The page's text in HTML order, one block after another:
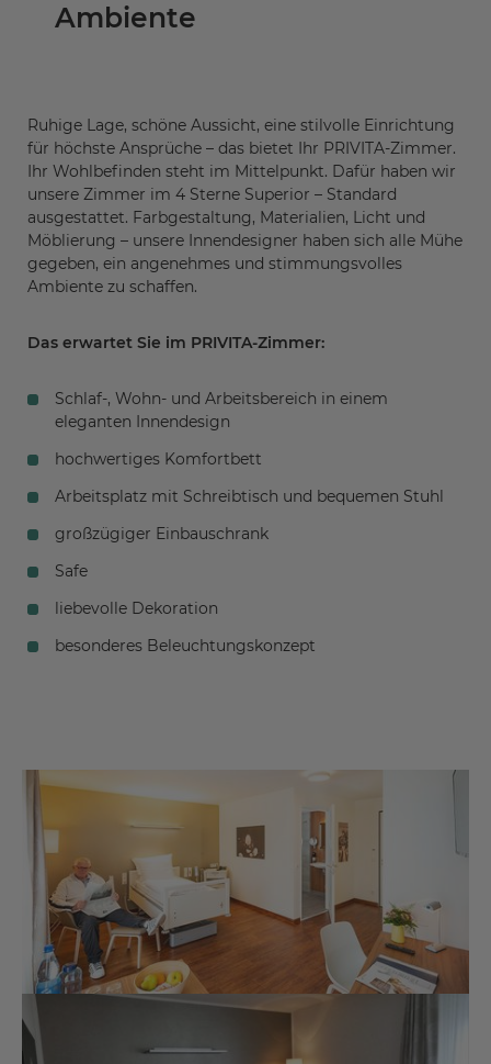
Ambiente
Ruhige Lage, schöne Aussicht, eine stilvolle Einrichtung
für höchste Ansprüche – das bietet Ihr PRIVITA-Zimmer.
Ihr Wohlbefinden steht im Mittelpunkt. Dafür haben wir
unsere Zimmer im 4 Sterne Superior – Standard
ausgestattet. Farbgestaltung, Materialien, Licht und
Möblierung – unsere Innendesigner haben sich alle Mühe
gegeben, ein angenehmes und stimmungsvolles
Ambiente zu schaffen.
Das erwartet Sie im PRIVITA-Zimmer:
Schlaf-, Wohn- und Arbeitsbereich in einem
eleganten Innendesign
hochwertiges Komfortbett
Arbeitsplatz mit Schreibtisch und bequemen Stuhl
großzügiger Einbauschrank
Safe
liebevolle Dekoration
besonderes Beleuchtungskonzept